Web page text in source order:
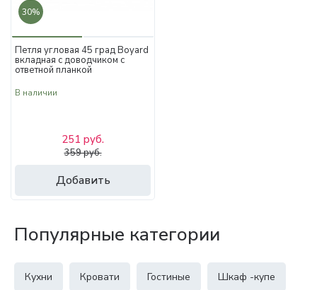
30%
Петля угловая 45 град Boyard
вкладная с доводчиком с
ответной планкой
В наличии
Добавить
251 руб.
359 руб.
Популярные категории
Кухни Кровати Гостиные Шкаф -купе